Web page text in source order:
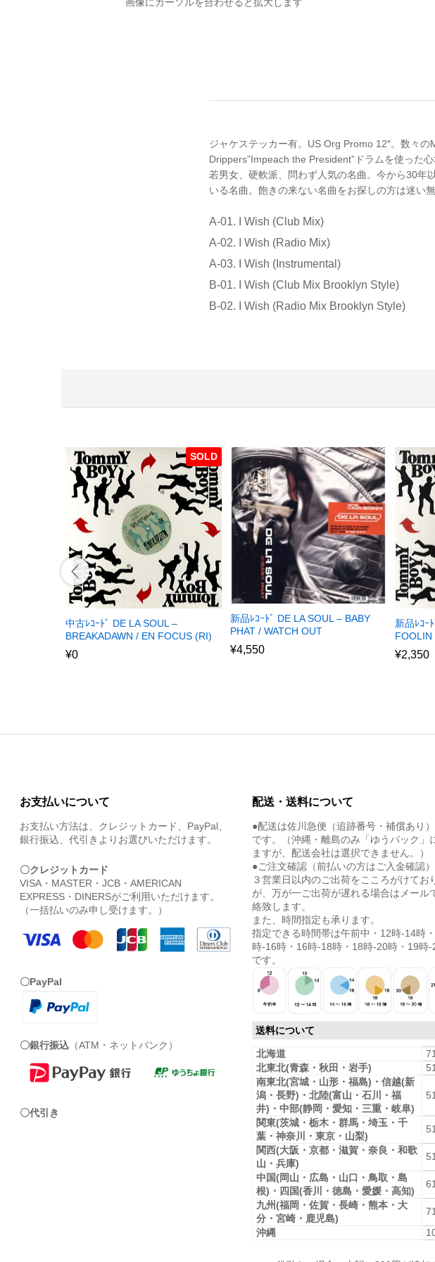
ジャケステッカー有。US Org Promo 12″。数々
Drippers”Impeach the President”ドラムを使った
若男女、硬軟派、問わず人気の名曲。今から30年
いる名曲。飽きの来ない名曲をお探しの方は迷い
A-01. I Wish (Club Mix)
A-02. I Wish (Radio Mix)
A-03. I Wish (Instrumental)
B-01. I Wish (Club Mix Brooklyn Style)
B-02. I Wish (Radio Mix Brooklyn Style)
SOLD
中古ﾚｺｰﾄﾞ DE LA SOUL –
BREAKADAWN / EN FOCUS (RI)
¥0
新品ﾚｺｰﾄﾞ DE LA SOUL – BABY
PHAT / WATCH OUT
¥4,550
新品ﾚｺｰ
FOOLIN
¥2,350
お支払いについて
お支払い方法は、クレジットカード、PayPal、
銀行振込、代引きよりお選びいただけます。
〇クレジットカード
VISA・MASTER・JCB・AMERICAN
EXPRESS・DINERSがご利用いただけます。
（一括払いのみ申し受けます。）
〇PayPal
〇銀行振込 （ATM・ネットバンク）
〇代引き
配送・送料について
●配送は佐川急便（追跡番号・補償あり
です。（沖縄・離島のみ「ゆうパック」
ますが、配送会社は選択できません。）
●ご注文確認（前払いの方はご入金確認
３営業日以内のご出荷をこころがけてお
が、万が一ご出荷が遅れる場合はメール
絡致します。
また、時間指定も承ります。
指定できる時間帯は午前中・12時-14時
時-16時・16時-18時・18時-20時・19時-
です。
送料について
北海道
北東北(青森・秋田・岩手)
南東北(宮城・山形・福島)・信越(新
潟・長野)・北陸(富山・石川・福
井)・中部(静岡・愛知・三重・岐阜)
関東(茨城・栃木・群馬・埼玉・千
葉・神奈川・東京・山梨)
関西(大阪・京都・滋賀・奈良・和歌
山・兵庫)
中国(岡山・広島・山口・鳥取・島
根)・四国(香川・徳島・愛媛・高知)
九州(福岡・佐賀・長崎・熊本・大
分・宮崎・鹿児島)
沖縄